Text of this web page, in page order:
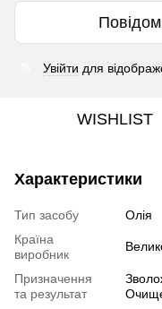
Увійти для
WISHLIST
Характеристики
Тип засобу
Олія
Країна
виробник
Призначення
та результат